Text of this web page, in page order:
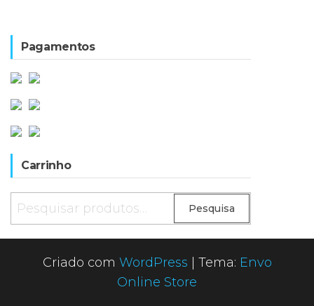
Pagamentos
Carrinho
Pesquisar
por:
Pesquisa
Criado com WordPress Tema: Envo
Online Store